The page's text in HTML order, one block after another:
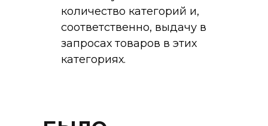
количество категорий и,
соответственно, выдачу в
запросах товаров в этих
категориях.